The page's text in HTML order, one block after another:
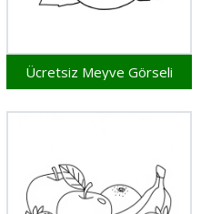
Ücretsiz Meyve Görseli